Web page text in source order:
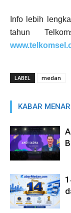
Info lebih
tahun
LABEL medan
KABAR